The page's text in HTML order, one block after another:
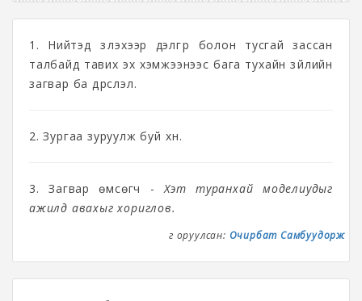
1. Нийтэд үзүүлэхээр дэлгүүр болон тусгай зассан
талбайд тавих эх хэмжээнээс бага тухайн зүйлийн
загвар ба дүрслэл.
2. Зургаа зуруулж буй хүн.
3. Загвар өмсөгч -Хэт туранхай моделиудыг
ажилд авахыг хориглов.
Үг оруулсан: Очирбат Самбуудорж